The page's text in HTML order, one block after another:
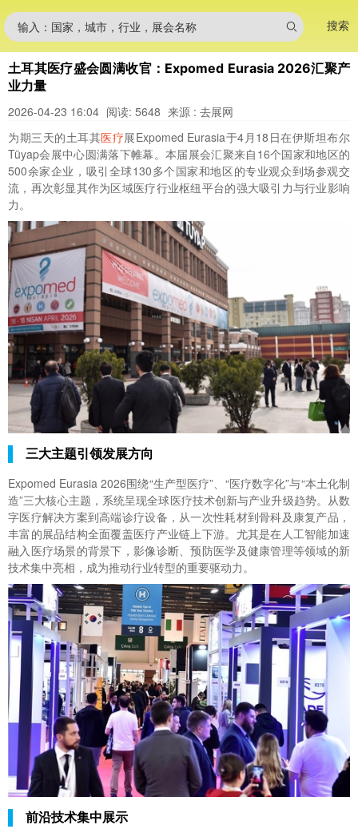
输入：国家，城市，行业，展会名称 搜索
土耳其医疗盛会圆满收官：Expomed Eurasia 2026汇聚产
业力量
2026-04-23 16:04 阅读: 5648 来源 : 去展网
为期三天的土耳其医疗展Expomed Eurasia于4月18日在伊斯坦布尔
Tüyap会展中心圆满落下帷幕。本届展会汇聚来自16个国家和地区的
500余家企业，吸引全球130多个国家和地区的专业观众到场参观交
流，再次彰显其作为区域医疗行业枢纽平台的强大吸引力与行业影响
力。
三大主题引领发展方向
Expomed Eurasia 2026围绕“生产型医疗”、“医疗数字化”与“本土化制
造”三大核心主题，系统呈现全球医疗技术创新与产业升级趋势。从数
字医疗解决方案到高端诊疗设备，从一次性耗材到骨科及康复产品，
丰富的展品结构全面覆盖医疗产业链上下游。尤其是在人工智能加速
融入医疗场景的背景下，影像诊断、预防医学及健康管理等领域的新
技术集中亮相，成为推动行业转型的重要驱动力。
前沿技术集中展示